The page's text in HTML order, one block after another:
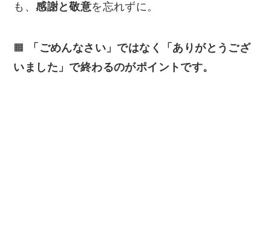
も、感謝と敬意を忘れずに。
🟧
「ごめんなさい」ではなく「ありがとうござ
いました」で終わるのがポイントです。